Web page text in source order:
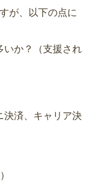
が、以下の点に
いか？（支援され
決済、キャリア決